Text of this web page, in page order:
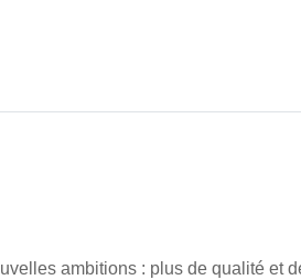
ambitions : plus de qualité et